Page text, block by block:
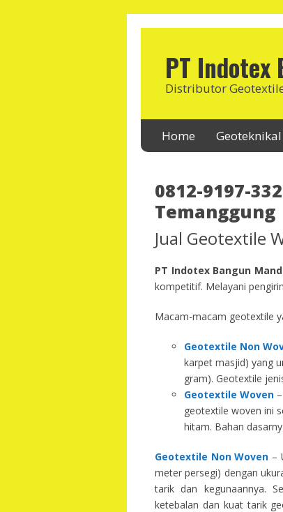
PT Indotex
Distributor
Home
0812-9197-
Temanggung
Jual Geotextile
PT Indotex Bangun
kompetitif. Melayani
Macam-macam geotextile
Geotextile Non
karpet masjid) yang
gram). Geotextile
Geotextile Woven
geotextile woven ini
hitam. Bahan
Geotextile Non Woven –
meter persegi) dengan
tarik dan kegunaannya.
ketebalan dan kuat tarik